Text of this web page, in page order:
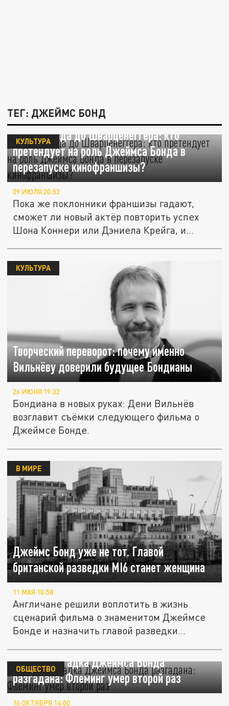
ТЕГ: ДЖЕЙМС БОНД
От Холланда до Шварценеггера: кто
претендует на роль Джеймса Бонда в
перезапуске кинофраншизы?
КУЛЬТУРА
09 ИЮЛЯ 20:53
Пока же поклонники франшизы гадают,
сможет ли новый актёр повторить успех
Шона Коннери или Дэниела Крейга, и...
Творческий переворот: почему именно
Вильнёву доверили будущее Бондианы
КУЛЬТУРА
26 ИЮНЯ 19:32
Бондиана в новых руках: Дени Вильнёв
возглавит съёмки следующего фильма о
Джеймсе Бонде.
Джеймс Бонд уже не тот. Главой
британской разведки MI6 станет женщина
В МИРЕ
11 МАЯ 10:58
Англичане решили воплотить в жизнь
сценарий фильма о знаменитом Джеймсе
Бонде и назначить главой разведки...
Главная загадка Джеймса Бонда
разгадана: Флеминг умер второй раз
ОБЩЕСТВО
16 ОКТЯБРЯ 14:00